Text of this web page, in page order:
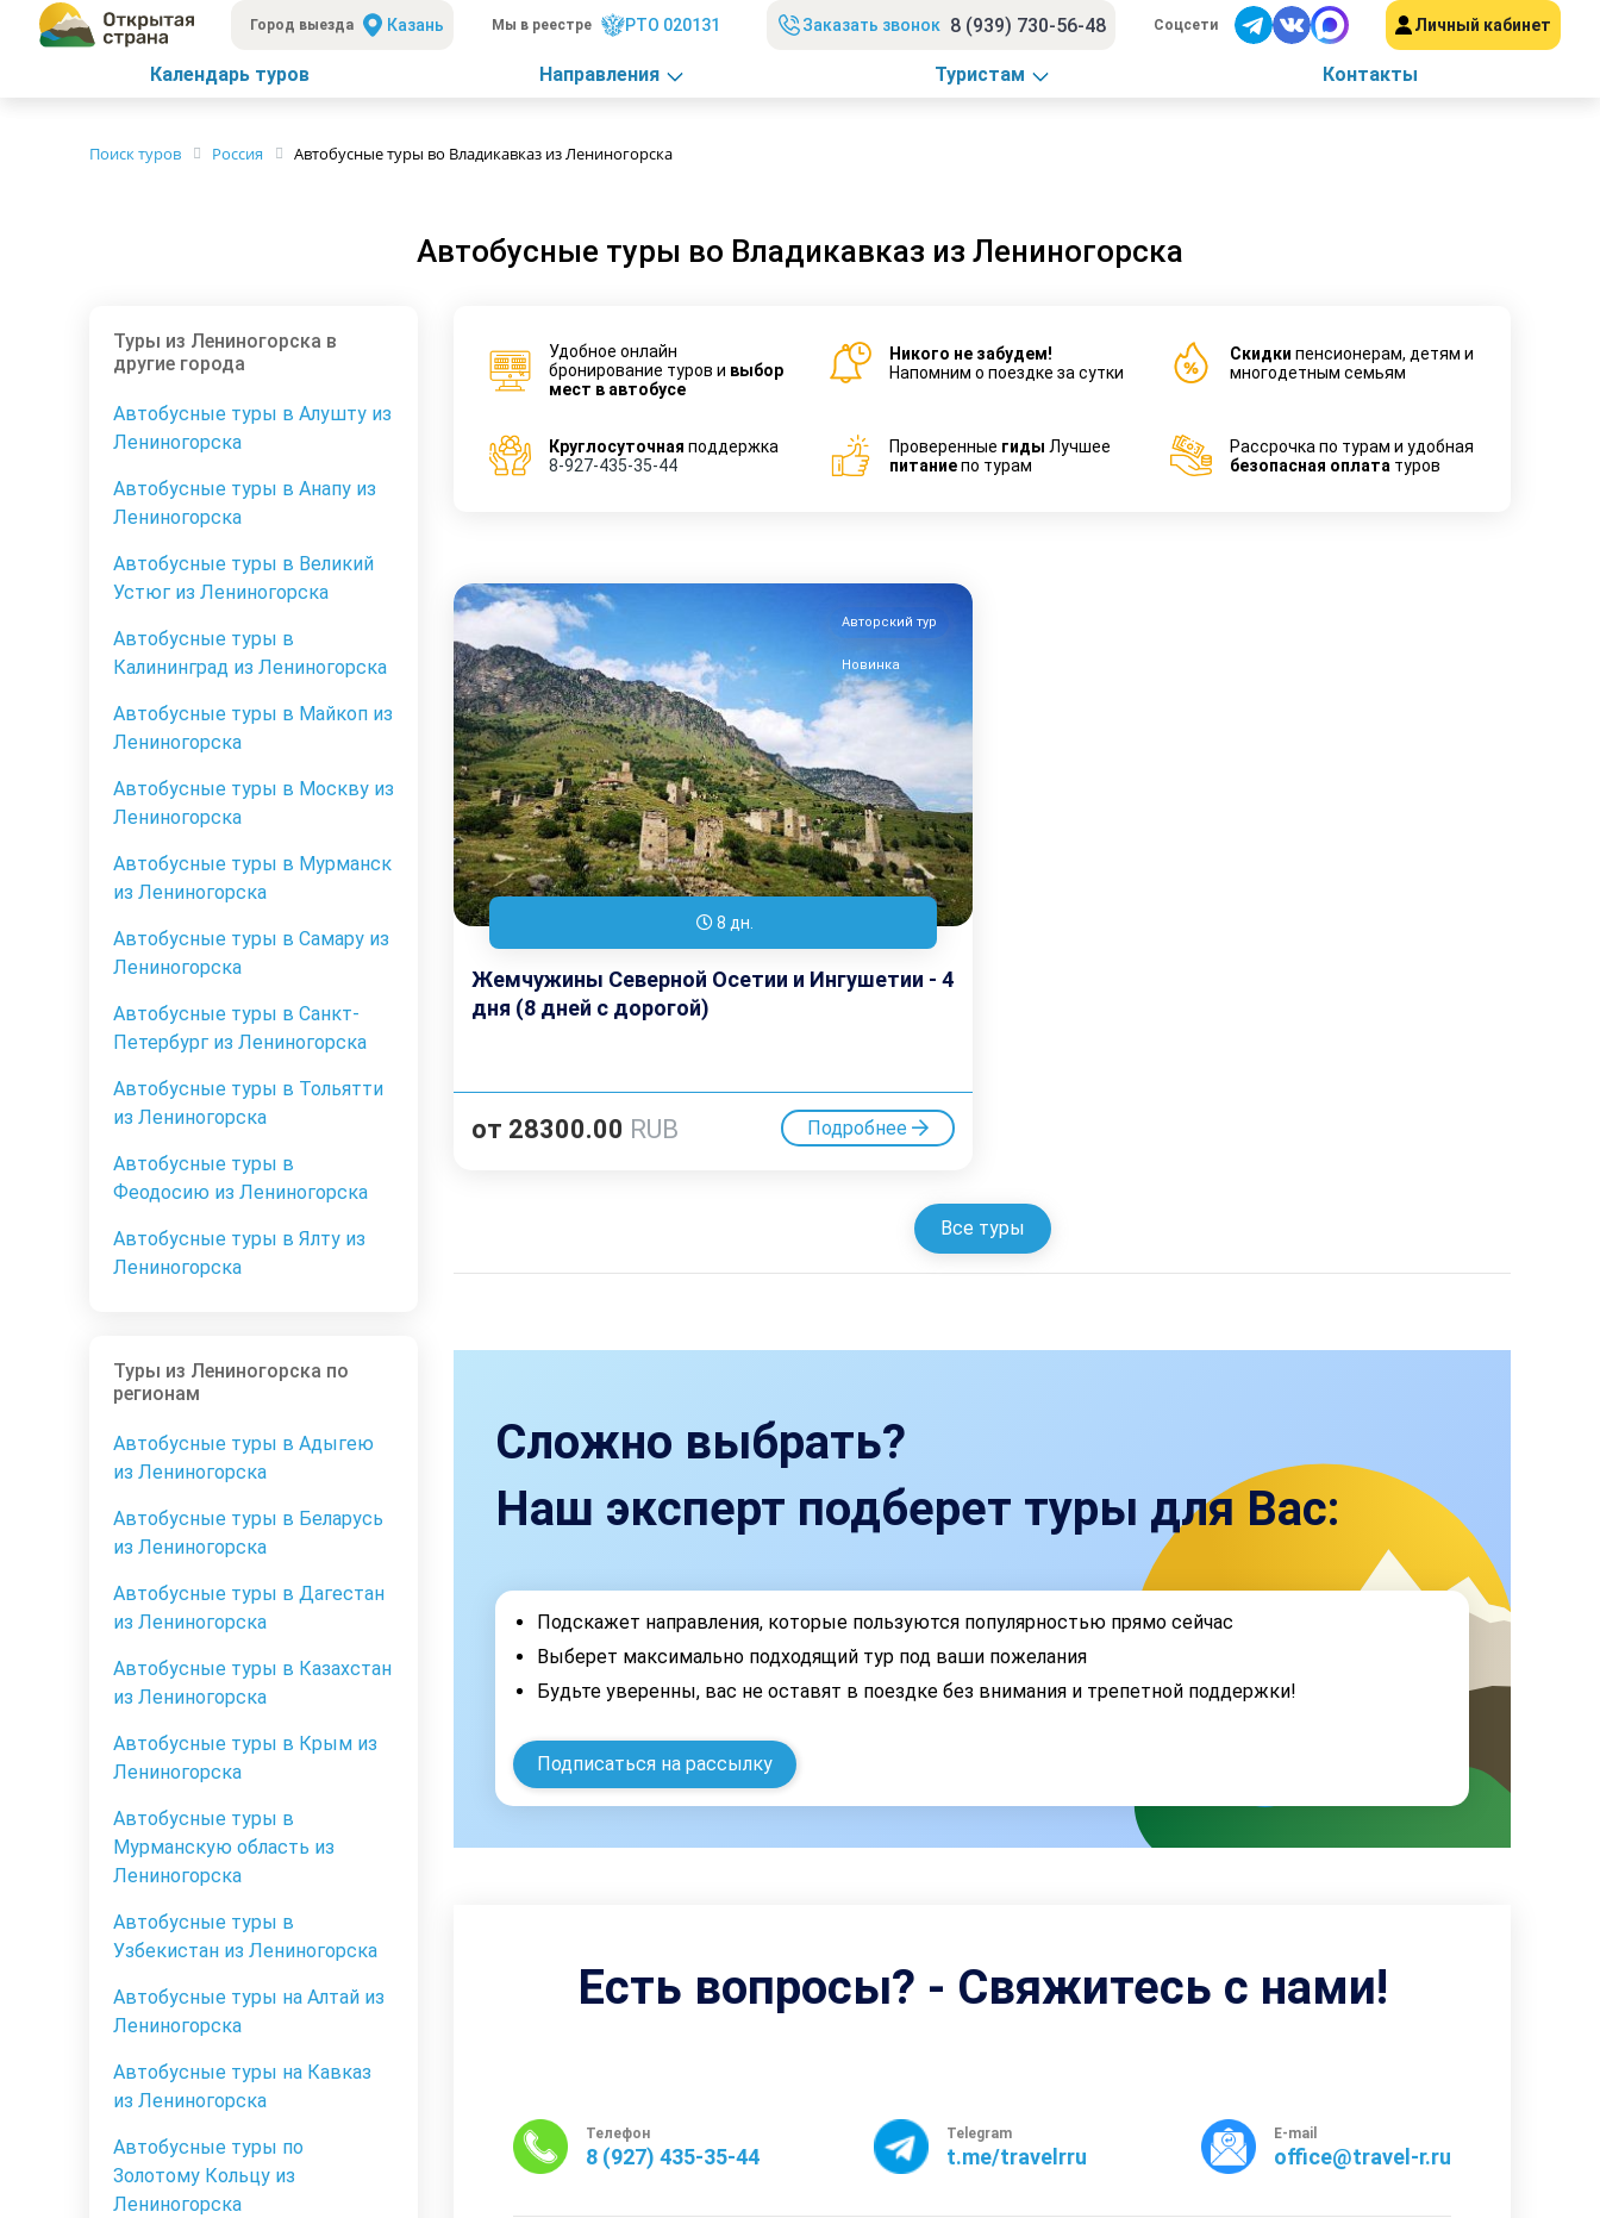
Город выезда Казань Мы в реестре РТО 020131 Заказать звонок 8 (939) 730-56-48 Соцсети Личный кабинет
Календарь туров Направления Туристам Контакты
Поиск туров Россия Автобусные туры во Владикавказ из Лениногорска
Автобусные туры во Владикавказ из Лениногорска
Туры из Лениногорска в
другие города
Автобусные туры в Алушту из
Лениногорска
Автобусные туры в Анапу из
Лениногорска
Автобусные туры в Великий
Устюг из Лениногорска
Автобусные туры в
Калининград из Лениногорска
Автобусные туры в Майкоп из
Лениногорска
Автобусные туры в Москву из
Лениногорска
Автобусные туры в Мурманск
из Лениногорска
Автобусные туры в Самару из
Лениногорска
Автобусные туры в Санкт-
Петербург из Лениногорска
Автобусные туры в Тольятти
из Лениногорска
Автобусные туры в
Феодосию из Лениногорска
Автобусные туры в Ялту из
Лениногорска
Туры из Лениногорска по
регионам
Автобусные туры в Адыгею
из Лениногорска
Автобусные туры в Беларусь
из Лениногорска
Автобусные туры в Дагестан
из Лениногорска
Автобусные туры в Казахстан
из Лениногорска
Автобусные туры в Крым из
Лениногорска
Автобусные туры в
Мурманскую область из
Лениногорска
Автобусные туры в
Узбекистан из Лениногорска
Автобусные туры на Алтай из
Лениногорска
Автобусные туры на Кавказ
из Лениногорска
Автобусные туры по
Золотому Кольцу из
Лениногорска
Удобное онлайн
бронирование туров и выбор
мест в автобусе
Никого не забудем!
Напомним о поездке за сутки
Cкидки пенсионерам, детям и
многодетным семьям
Круглосуточная поддержка
8-927-435-35-44
Проверенные гиды Лучшее
питаниепо турам
Рассрочка по турам и удобная
безопасная оплата туров
Авторский тур
Новинка
8 дн.
Жемчужины Северной Осетии и Ингушетии - 4
дня (8 дней с дорогой)
от 28300.00 RUB Подробнее
Все туры
Сложно выбрать?
Наш эксперт подберет туры для Вас:
Подскажет направления, которые пользуются популярностью прямо сейчас
Выберет максимально подходящий тур под ваши пожелания
Будьте уверенны, вас не оставят в поездке без внимания и трепетной поддержки!
Подписаться на рассылку
Есть вопросы? - Свяжитесь с нами!
Телефон
8 (927) 435-35-44
Telegram
t.me/travelrru
E-mail
office@travel-r.ru